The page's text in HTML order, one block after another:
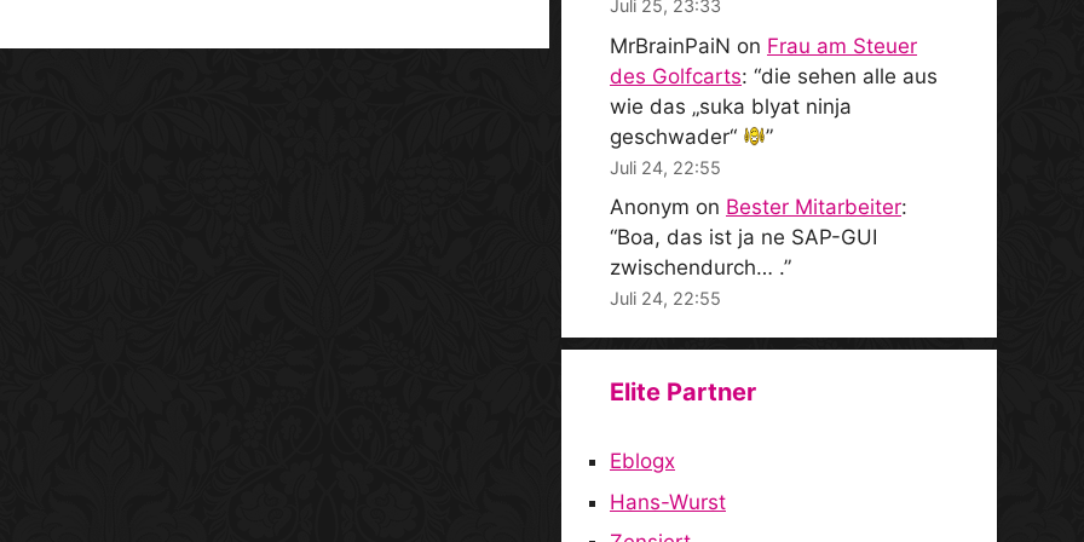
Juli 25, 23:33
MrBrainPaiN on Frau am Steuer
des Golfcarts: “die sehen alle aus
wie das „suka blyat ninja
geschwader“
”
Juli 24, 22:55
Anonym on Bester Mitarbeiter:
“Boa, das ist ja ne SAP-GUI
zwischendurch… .”
Juli 24, 22:55
Elite Partner
Eblogx
Hans-Wurst